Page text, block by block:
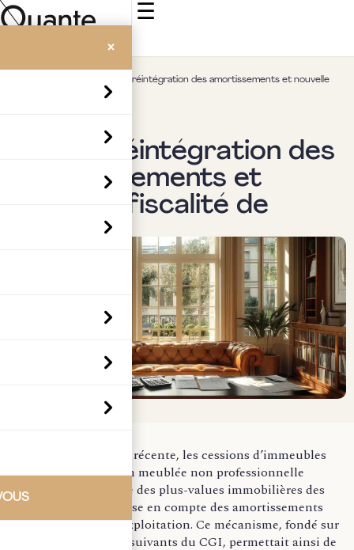
☰
×
LMNP : réintégration des amortissements et nouvelle
LMNP : réintégration des
amortissements et
nouvelle fiscalité de
cession.
Jusqu’à une période récente, les cessions d’immeubles
exploités en location meublée non professionnelle
relevaient du régime des plus-values immobilières des
particuliers, sans prise en compte des amortissements
pratiqués durant l’exploitation. Ce mécanisme, fondé sur
les articles 150 U et suivants du CGI, permettait ainsi de